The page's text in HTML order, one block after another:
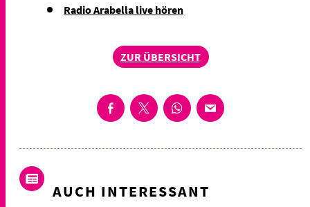
Radio Arabella live hören
ZUR ÜBERSICHT
AUCH INTERESSANT